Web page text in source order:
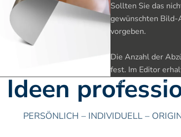
Sollten Sie das
gewünschten Bild-
vorgeben.
Die Anzahl der
fest. Im Editor
welchem Format
PERSÖNLICH – INDIVIDUELL –